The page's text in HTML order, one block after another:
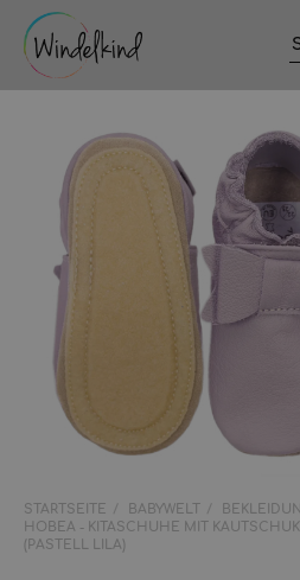
STARTSEITE BABYWELT
HOBEA - KITASCHUHE MIT
(PASTELL LILA)